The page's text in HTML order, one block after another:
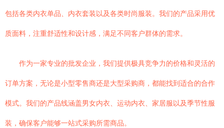
包括各类内衣单品、内衣套装以及各类时尚服装。我们的产品采用优
质面料，注重舒适性和设计感，满足不同客户群体的需求。
作为一家专业的批发企业，我们提供极具竞争力的价格和灵活的
订单方案，无论是小型零售商还是大型采购商，都能找到适合的合作
模式。我们的产品线涵盖男女内衣、运动内衣、家居服以及季节性服
装，确保客户能够一站式采购所需商品。